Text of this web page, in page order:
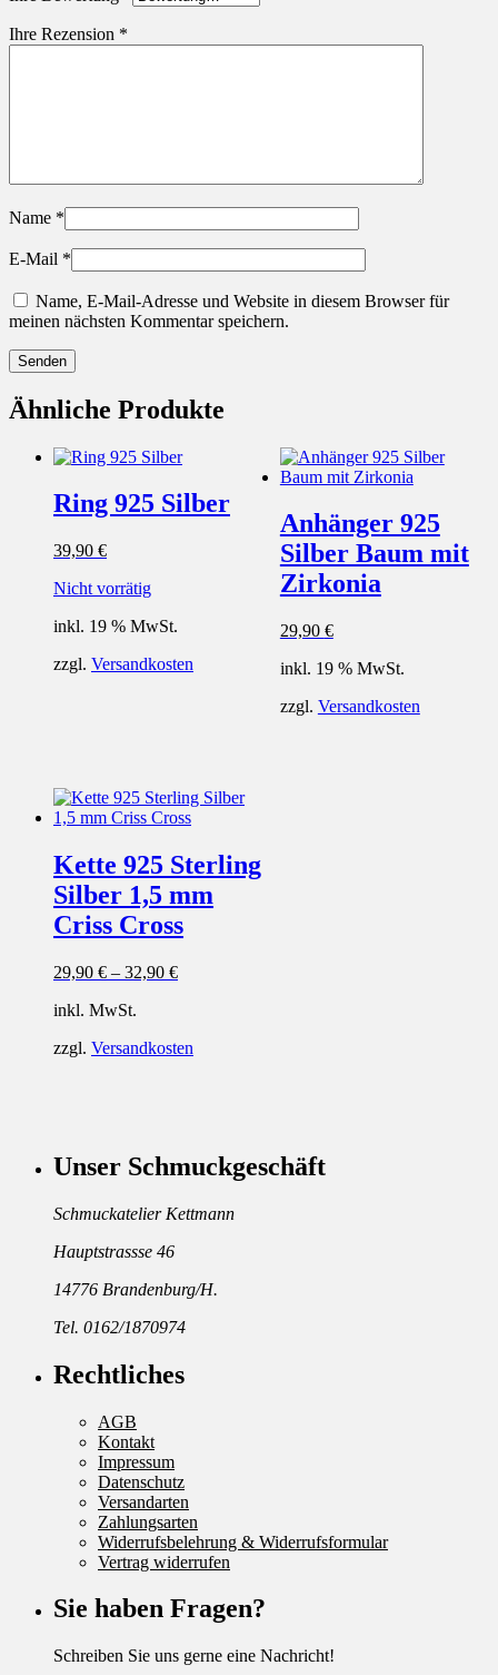
Ihre Rezension *
Name *
E-Mail *
Name, E-Mail-Adresse und Website in diesem Browser für
meinen nächsten Kommentar speichern.
Ähnliche Produkte
Ring 925 Silber
39,90 €
Nicht vorrätig
inkl. 19 % MwSt.
zzgl. Versandkosten
Anhänger 925
Silber Baum mit
Zirkonia
29,90 €
inkl. 19 % MwSt.
zzgl. Versandkosten
Kette 925 Sterling
Silber 1,5 mm
Criss Cross
29,90 € – 32,90 €
inkl. MwSt.
zzgl. Versandkosten
Unser Schmuckgeschäft
Schmuckatelier Kettmann
Hauptstrassse 46
14776 Brandenburg/H.
Tel. 0162/1870974
Rechtliches
AGB
Kontakt
Impressum
Datenschutz
Versandarten
Zahlungsarten
Widerrufsbelehrung & Widerrufsformular
Vertrag widerrufen
Sie haben Fragen?
Schreiben Sie uns gerne eine Nachricht!